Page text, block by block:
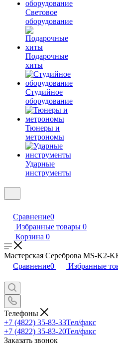
Световое
оборудование
Подарочные
хиты
Студийное
оборудование
Тюнеры и
метрономы
Ударные
инструменты
Сравнение0
Избранные товары 0
Корзина 0
Мастерская Сереброва MS-K2-
Сравнение0 Избранные
Телефоны
+7 (4822) 35-83-33Тел/факс
+7 (4822) 35-83-20Тел/факс
Заказать звонок